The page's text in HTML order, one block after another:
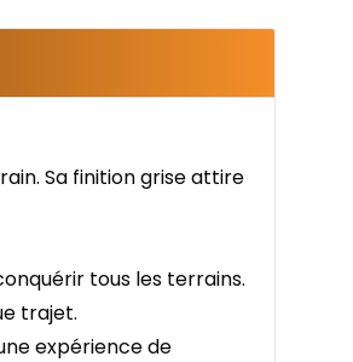
Sa finition grise attire
tous les terrains.
trajet.
expérience de